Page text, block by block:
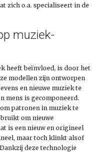
zich o.a. specialiseert in de
muziek-
heeft beïnvloed, is door het
modellen zijn ontworpen
en nieuwe muziek te
mens is gecomponeerd.
patronen in muziek te
om nieuwe
is een nieuw en origineel
maar toch klinkt alsof
deze technologie